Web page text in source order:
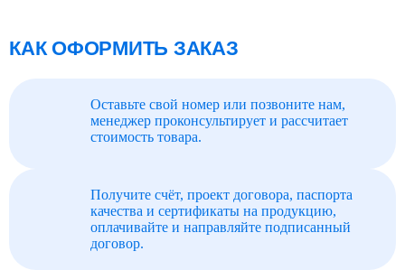
КАК ОФОРМИТЬ ЗАКАЗ
Оставьте свой номер или позвоните нам,
менеджер проконсультирует и рассчитает
стоимость товара.
Получите счёт, проект договора, паспорта
качества и сертификаты на продукцию,
оплачивайте и направляйте подписанный
договор.